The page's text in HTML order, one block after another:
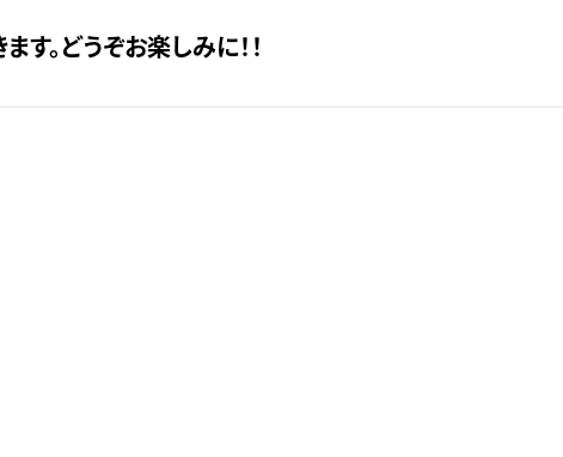
。どうぞお楽しみに！！